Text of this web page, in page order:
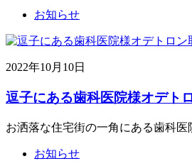
お知らせ
2022年10月10日
逗子にある歯科医院様オデト
お洒落な住宅街の一角にある歯科
お知らせ